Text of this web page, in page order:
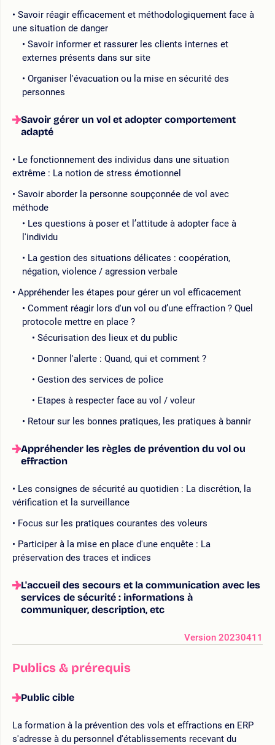
Savoir réagir efficacement et méthodologiquement face à
une situation de danger
Savoir informer et rassurer les clients internes et
externes présents dans sur site
Organiser l'évacuation ou la mise en sécurité des
personnes
Savoir gérer un vol et adopter comportement
adapté
Le fonctionnement des individus dans une situation
extrême : La notion de stress émotionnel
Savoir aborder la personne soupçonnée de vol avec
méthode
Les questions à poser et l’attitude à adopter face à
l'individu
La gestion des situations délicates : coopération,
négation, violence / agression verbale
Appréhender les étapes pour gérer un vol efficacement
Comment réagir lors d'un vol ou d’une effraction ? Quel
protocole mettre en place ?
Sécurisation des lieux et du public
Donner l'alerte : Quand, qui et comment ?
Gestion des services de police
Etapes à respecter face au vol / voleur
Retour sur les bonnes pratiques, les pratiques à bannir
Appréhender les règles de prévention du vol ou
effraction
Les consignes de sécurité au quotidien : La discrétion, la
vérification et la surveillance
Focus sur les pratiques courantes des voleurs
Participer à la mise en place d'une enquête : La
préservation des traces et indices
L'accueil des secours et la communication avec les
services de sécurité : informations à
communiquer, description, etc
Version 20230411
Publics & prérequis
Public cible
La formation à la prévention des vols et effractions en ERP
s'adresse à du personnel d'établissements recevant du